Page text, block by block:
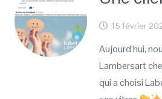
15 février
Aujourd’hui,
Lambersart
qui a choisi